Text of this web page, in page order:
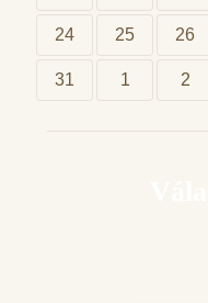
24 25 26
31 1 2